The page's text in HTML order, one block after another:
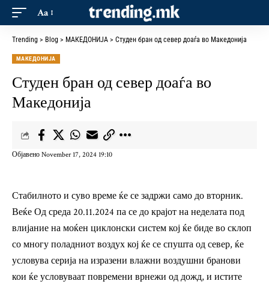
Aa
Trending > Blog > МАКЕДОНИЈА > Студен бран од север доаѓа во Македонија
МАКЕДОНИЈА
Студен бран од север доаѓа во
Македонија
Објавено November 17, 2024 19:10
Стабилното и суво време ќе се задржи само до вторник.
Веќе Од среда 20.11.2024 па се до крајот на неделата под
влијание на моќен циклонски систем кој ќе биде во склоп
со многу поладниот воздух кој ќе се спушта од север, ќе
условува серија на изразени влажни воздушни бранови
кои ќе условуваат повремени врнежи од дожд, и истите